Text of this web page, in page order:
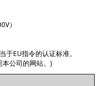
）
EU指令的认证标准。
公司的网站。)